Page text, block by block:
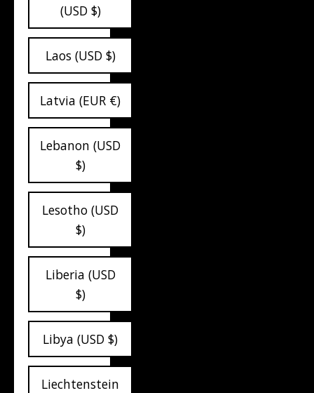
(USD $)
Laos (USD $)
Latvia (EUR €)
Lebanon (USD
$)
Lesotho (USD
$)
Liberia (USD
$)
Libya (USD $)
Liechtenstein